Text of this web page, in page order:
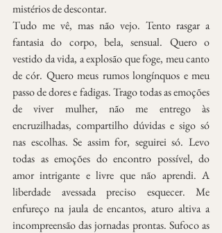
mistérios de descontar.
Tudo me vê, mas não vejo. Tento rasgar a
fantasia do corpo, bela, sensual. Quero o
vestido da vida, a explosão que foge, meu canto
de cór. Quero meus rumos longínquos e meu
passo de dores e fadigas. Trago todas as emoções
de viver mulher, não me entrego às
encruzilhadas, compartilho dúvidas e sigo só
nas escolhas. Se assim for, seguirei só. Levo
todas as emoções do encontro possível, do
amor intrigante e livre que não aprendi. A
liberdade avessada preciso esquecer. Me
enfureço na jaula de encantos, aturo altiva a
incompreensão das jornadas prontas. Sufoco as